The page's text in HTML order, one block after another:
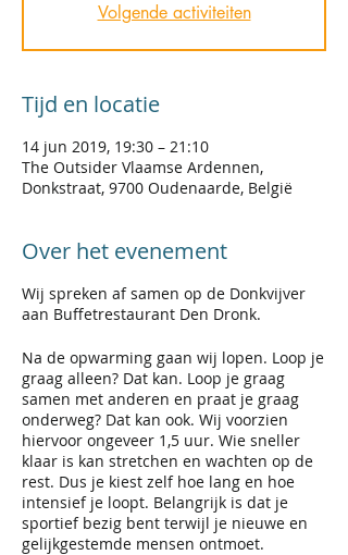
Volgende activiteiten
Tijd en locatie
14 jun 2019, 19:30 – 21:10
The Outsider Vlaamse Ardennen,
Donkstraat, 9700 Oudenaarde, België
Over het evenement
Wij spreken af samen op de Donkvijver
aan Buffetrestaurant Den Dronk.
Na de opwarming gaan wij lopen. Loop je
graag alleen? Dat kan. Loop je graag
samen met anderen en praat je graag
onderweg? Dat kan ook. Wij voorzien
hiervoor ongeveer 1,5 uur. Wie sneller
klaar is kan stretchen en wachten op de
rest. Dus je kiest zelf hoe lang en hoe
intensief je loopt. Belangrijk is dat je
sportief bezig bent terwijl je nieuwe en
gelijkgestemde mensen ontmoet.